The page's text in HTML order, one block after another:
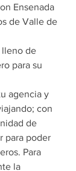
Ensenada
de Valle de
lleno de
para su
agencia y
con
de
para poder
Para
la